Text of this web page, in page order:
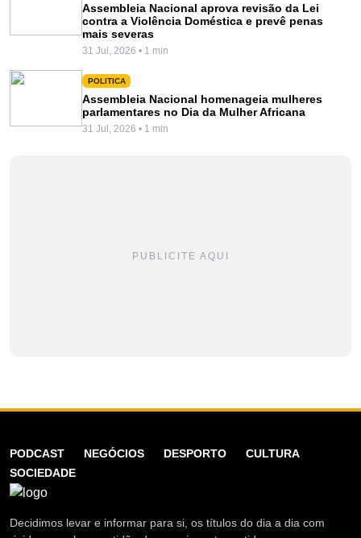
Assembleia Nacional aprova revisão da Lei
contra a Violência Doméstica e prevê penas
mais severas
31 Jul, 2026 • 1 min
POLITICA
Assembleia Nacional homenageia mulheres
parlamentares no Dia da Mulher Africana
31 Jul, 2026 • 1 min
PUBLICITE AQUI
PODCAST NEGÓCIOS DESPORTO
CULTURA
SOCIEDADE
Decidimos levar e informar para si, os títulos do dia a dia com